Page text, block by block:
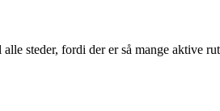
steder, fordi der er så mange aktive